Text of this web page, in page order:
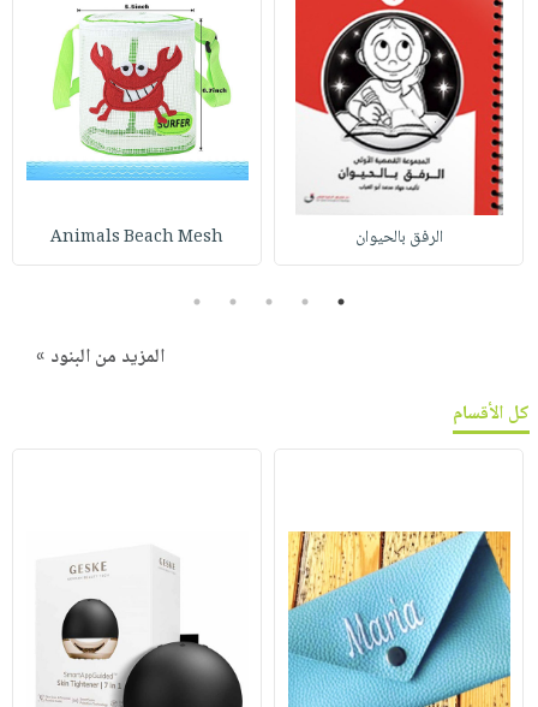
الرفق بالحيوان Animals Beach Mesh
1
2
3
4
5
المزيد من البنود »
كل الأقسام